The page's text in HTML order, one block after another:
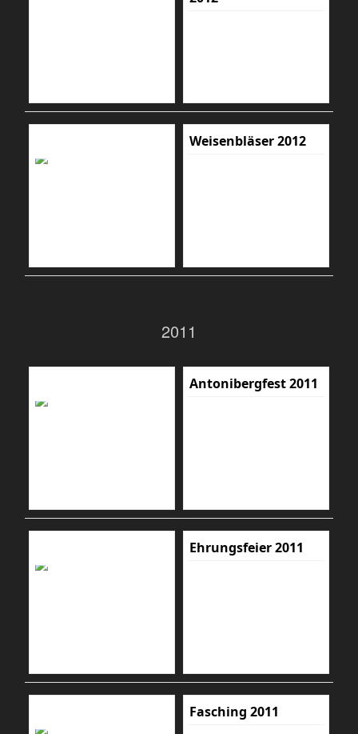
Weisenbläser 2012
2011
Antonibergfest 2011
Ehrungsfeier 2011
Fasching 2011